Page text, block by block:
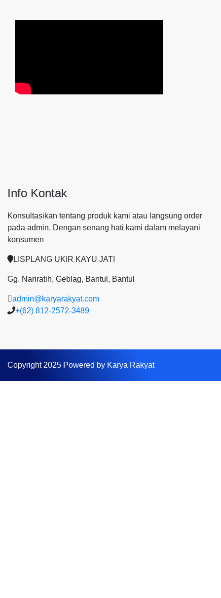
Info Kontak
Konsultasikan tentang produk kami atau langsung order
pada admin. Dengan senang hati kami dalam melayani
konsumen
LISPLANG UKIR KAYU JATI
Gg. Nariratih, Geblag, Bantul, Bantul
admin@karyarakyat.com
+(62) 812-2572-3489
Copyright 2025 Powered by Karya Rakyat